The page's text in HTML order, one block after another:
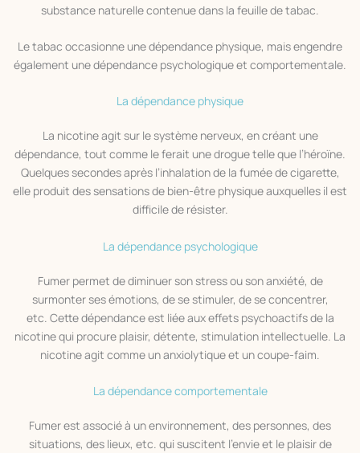
substance naturelle contenue dans la feuille de tabac.
Le tabac occasionne une dépendance physique, mais engendre
également une dépendance psychologique et comportementale.
La dépendance physique
La nicotine agit sur le système nerveux, en créant une
dépendance, tout comme le ferait une drogue telle que l’héroïne.
Quelques secondes après l’inhalation de la fumée de cigarette,
elle produit des sensations de bien-être physique auxquelles il est
difficile de résister.
La dépendance psychologique
Fumer permet de diminuer son stress ou son anxiété, de
surmonter ses émotions, de se stimuler, de se concentrer,
etc. Cette dépendance est liée aux effets psychoactifs de la
nicotine qui procure plaisir, détente, stimulation intellectuelle. La
nicotine agit comme un anxiolytique et un coupe-faim.
La dépendance comportementale
Fumer est associé à un environnement, des personnes, des
situations, des lieux, etc. qui suscitent l’envie et le plaisir de